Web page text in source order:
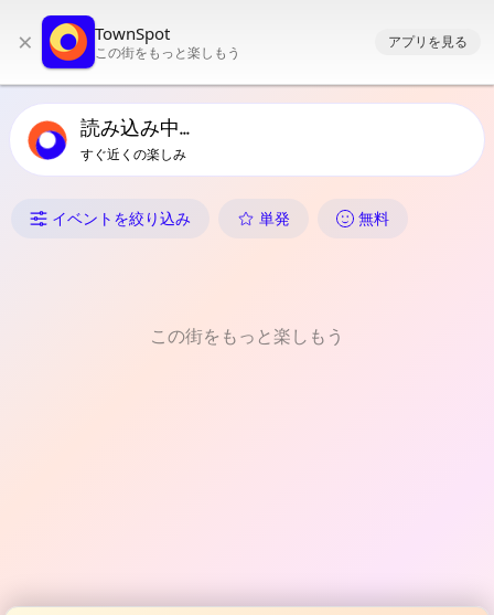
のメインナビゲーション
の地域イベントコンテンツ
× TownSpot
この街をもっと楽しもう
アプリを見る
読み込み中...
すぐ近くの楽しみ
Lobuganのイベント
イベントを絞り込み 単発 無料
この街をもっと楽しもう